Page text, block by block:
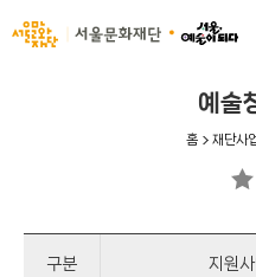
서울문화재단
예술
홈 재단사
구분 지원